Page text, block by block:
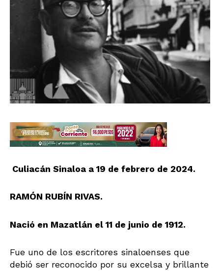
Culiacán Sinaloa a 19 de febrero de 2024.
RAMÓN RUBÍN RIVAS.
Nació en Mazatlán el 11 de junio de 1912.
Fue uno de los escritores sinaloenses que
debió ser reconocido por su excelsa y brillante